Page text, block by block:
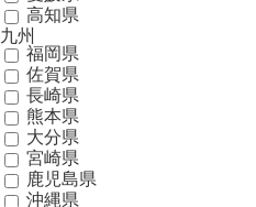
高知県
九州
福岡県
佐賀県
長崎県
熊本県
大分県
宮崎県
鹿児島県
沖縄県